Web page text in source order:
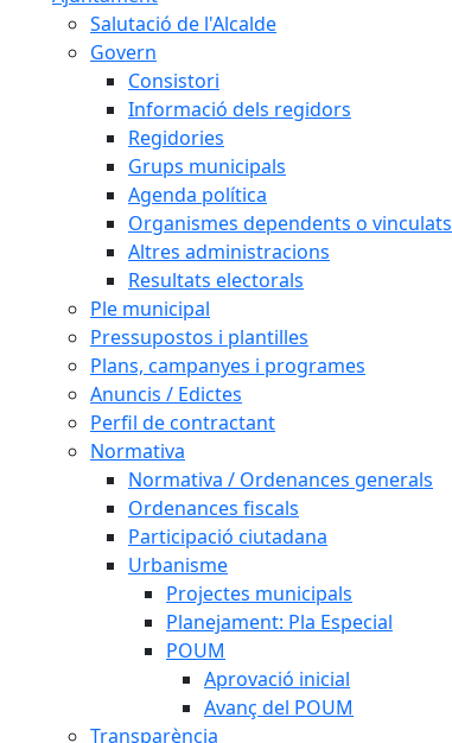
Salutació de l'Alcalde
Govern
Consistori
Informació dels regidors
Regidories
Grups municipals
Agenda política
Organismes dependents o vinculats
Altres administracions
Resultats electorals
Ple municipal
Pressupostos i plantilles
Plans, campanyes i programes
Anuncis / Edictes
Perfil de contractant
Normativa
Normativa / Ordenances generals
Ordenances fiscals
Participació ciutadana
Urbanisme
Projectes municipals
Planejament: Pla Especial
POUM
Aprovació inicial
Avanç del POUM
Transparència